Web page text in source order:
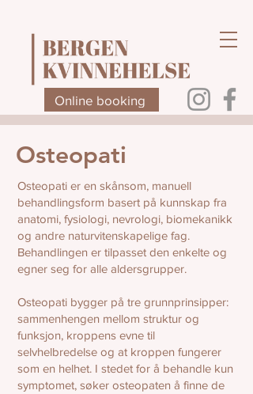
Online booking
Osteopati
Osteopati er en skånsom, manuell
behandlingsform basert på kunnskap fra
anatomi, fysiologi, nevrologi, biomekanikk
og andre naturvitenskapelige fag.
Behandlingen er tilpasset den enkelte og
egner seg for alle aldersgrupper.
Osteopati bygger på tre grunnprinsipper:
sammenhengen mellom struktur og
funksjon, kroppens evne til
selvhelbredelse og at kroppen fungerer
som en helhet. I stedet for å behandle kun
symptomet, søker osteopaten å finne de